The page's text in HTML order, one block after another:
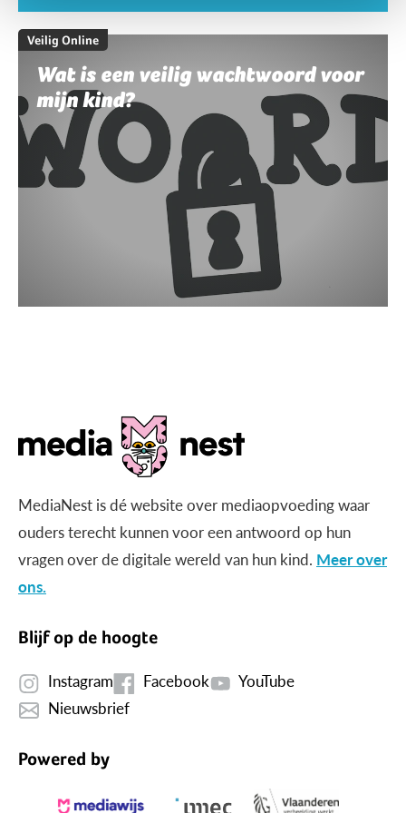
Veilig Online
Wat is een veilig wachtwoord voor
mijn kind?
MediaNest is dé website over mediaopvoeding waar
ouders terecht kunnen voor een antwoord op hun
vragen over de digitale wereld van hun kind. Meer over
ons.
Blijf op de hoogte
Instagram Facebook
YouTube
Nieuwsbrief
Powered by